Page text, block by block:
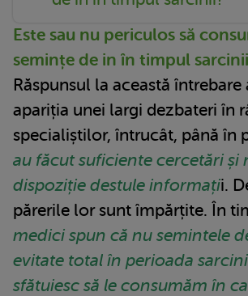
Este sau nu periculos să
semințe de in în timpul
Răspunsul la această întrebare
apariția unei largi dezbateri în
specialiștilor, întrucât, până în
au făcut suficiente cercetări și
dispoziție destule informații.
părerile lor sunt împărțite. În
medici spun că nu semintele
evitate total în perioada
sfătuiesc să le consumăm în